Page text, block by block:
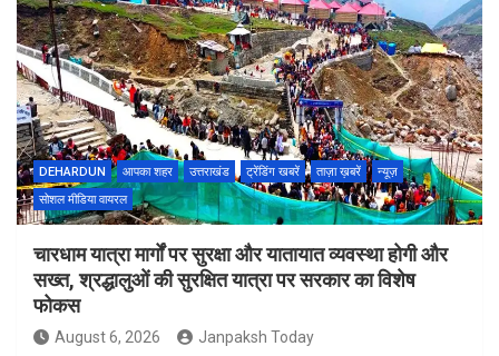
DEHARDUN आपका शहर उत्तराखंड ट्रेंडिंग खबरें ताज़ा ख़बरें
न्यूज़
सोशल मीडिया वायरल
चारधाम यात्रा मार्गों पर सुरक्षा और यातायात व्यवस्था होगी और
सख्त, श्रद्धालुओं की सुरक्षित यात्रा पर सरकार का विशेष
फोकस
August 6, 2026 Janpaksh Today